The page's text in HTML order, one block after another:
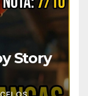
Story